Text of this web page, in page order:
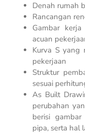
Denah rumah
Rancangan
Gambar kerja
acuan
Kurva S yang
pekerjaan
Struktur
sesuai
As Built
perubahan
berisi
pipa, serta hal